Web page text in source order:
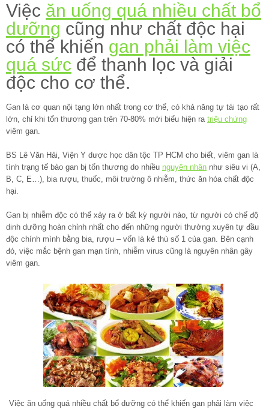
Việc ăn uống quá nhiều chất bổ
dưỡng cũng như chất độc hại
có thể khiến gan phải làm việc
quá sức để thanh lọc và giải
độc cho cơ thể.
Gan là cơ quan nội tạng lớn nhất trong cơ thể, có khả năng tự tái tạo rất
lớn, chỉ khi tổn thương gan trên 70-80% mới biểu hiện ra triệu chứng
viêm gan.
BS Lê Văn Hải, Viện Y dược học dân tộc TP HCM cho biết, viêm gan là
tình trạng tế bào gan bị tổn thương do nhiều nguyên nhân như siêu vi (A,
B, C, E…), bia rượu, thuốc, môi trường ô nhiễm, thức ăn hóa chất độc
hại.
Gan bị nhiễm độc có thể xảy ra ở bất kỳ người nào, từ người có chế độ
dinh dưỡng hoàn chỉnh nhất cho đến những người thường xuyên tự đầu
độc chính mình bằng bia, rượu – vốn là kẻ thù số 1 của gan. Bên cạnh
đó, việc mắc bệnh gan mạn tính, nhiễm virus cũng là nguyên nhân gây
viêm gan.
Việc ăn uống quá nhiều chất bổ dưỡng có thể khiến gan phải làm việc